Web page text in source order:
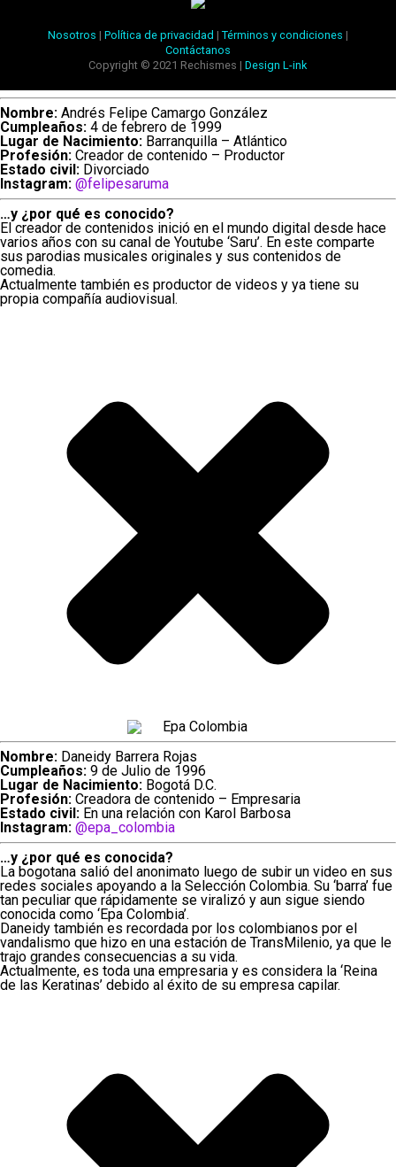
Nosotros | Política de privacidad | Términos y condiciones |
Contáctanos
Copyright © 2021 Rechismes |Design L-ink
Nombre: Andrés Felipe Camargo González
Cumpleaños: 4 de febrero de 1999
Lugar de Nacimiento: Barranquilla – Atlántico
Profesión: Creador de contenido – Productor
Estado civil: Divorciado
Instagram: @felipesaruma
…y ¿por qué es conocido?
El creador de contenidos inició en el mundo digital desde hace
varios años con su canal de Youtube ‘Saru’. En este comparte
sus parodias musicales originales y sus contenidos de
comedia.
Actualmente también es productor de videos y ya tiene su
propia compañía audiovisual.
Nombre: Daneidy Barrera Rojas
Cumpleaños: 9 de Julio de 1996
Lugar de Nacimiento: Bogotá D.C.
Profesión: Creadora de contenido – Empresaria
Estado civil: En una relación con Karol Barbosa
Instagram: @epa_colombia
…y ¿por qué es conocida?
La bogotana salió del anonimato luego de subir un video en sus
redes sociales apoyando a la Selección Colombia. Su ‘barra’ fue
tan peculiar que rápidamente se viralizó y aun sigue siendo
conocida como ‘Epa Colombia’.
Daneidy también es recordada por los colombianos por el
vandalismo que hizo en una estación de TransMilenio, ya que le
trajo grandes consecuencias a su vida.
Actualmente, es toda una empresaria y es considera la ‘Reina
de las Keratinas’ debido al éxito de su empresa capilar.